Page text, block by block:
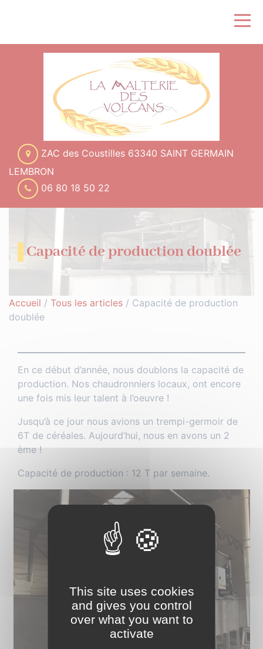
ZAC des Coustilles 63340 SAINT GERMAIN
LEMBRON
06 80 18 50 22
Capacité de production doublée
Accueil / Tous les articles / Capacité de production
doublée
En ce début d’année, nous doublons la capacité de
production. Nos chaudronniers locaux, ont encore
une fois mis leur talent à l’oeuvre !
Jusqu’à ce jour nous avions un trempi-germoir de
6T de céréales. Aujourd’hui, nous en avons un 2
ème !
Capacité de production : 12 T par semaine.
This site uses cookies
and gives you control
over what you want to
activate